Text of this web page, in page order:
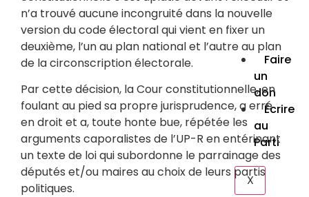
Faire
un
don
Écrire
au
Parti
X
n’a trouvé aucune incongruité dans la nouvelle
version du code électoral qui vient en fixer un
deuxième, l’un au plan national et l’autre au plan
de la circonscription électorale.
Par cette décision, la Cour constitutionnelle, en
foulant au pied sa propre jurisprudence, a erré
en droit et a, toute honte bue, répétée les
arguments caporalistes de l’UP-R en entérinant
un texte de loi qui subordonne le parrainage des
députés et/ou maires au choix de leurs partis
politiques.